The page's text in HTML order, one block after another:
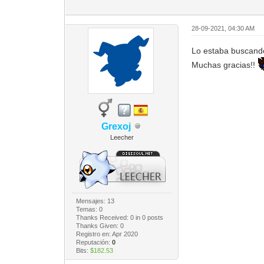
Grexoj
Leecher
Mensajes: 13
Temas: 0
Thanks Received: 0in 0 posts
Thanks Given: 0
Registro en: Apr 2020
Reputación: 0
Bits: $182.53
28-09-2021, 04:30 AM
Lo estaba
Muchas gracias!!